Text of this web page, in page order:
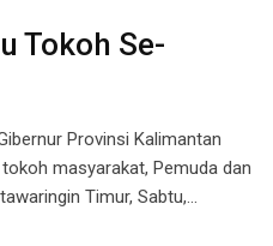
Tokoh Se-
Provinsi Kalimantan
masyarakat, Pemuda dan
Timur, Sabtu,…